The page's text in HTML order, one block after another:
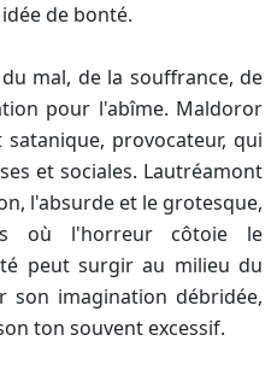
de bonté.
mal, de la souffrance, de
pour l'abîme. Maldoror
provocateur, qui
et sociales. Lautréamont
l'absurde et le grotesque,
où l'horreur côtoie le
peut surgir au milieu du
son imagination débridée,
ton souvent excessif.